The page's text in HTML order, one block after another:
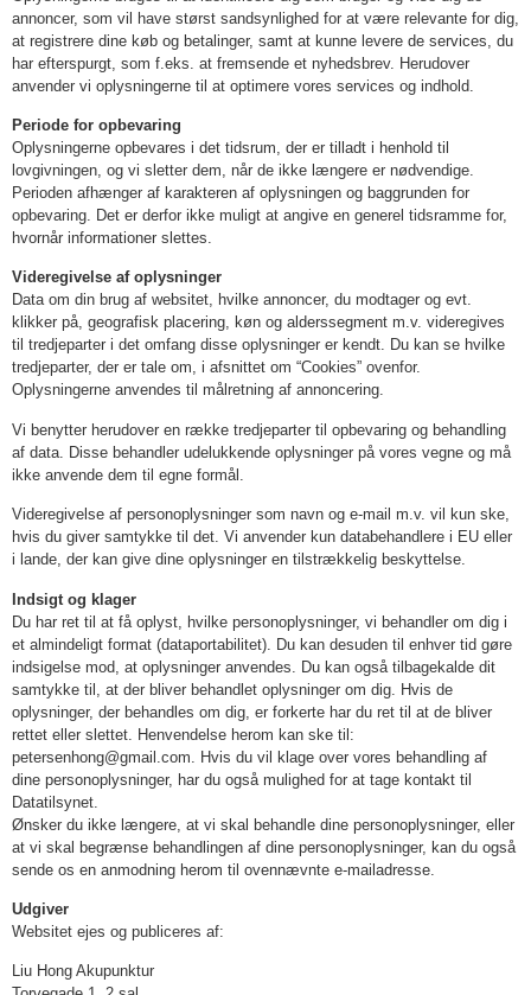
annoncer, som vil have størst sandsynlighed for at være relevante for dig,
at registrere dine køb og betalinger, samt at kunne levere de services, du
har efterspurgt, som f.eks. at fremsende et nyhedsbrev. Herudover
anvender vi oplysningerne til at optimere vores services og indhold.
Periode for opbevaring
Oplysningerne opbevares i det tidsrum, der er tilladt i henhold til
lovgivningen, og vi sletter dem, når de ikke længere er nødvendige.
Perioden afhænger af karakteren af oplysningen og baggrunden for
opbevaring. Det er derfor ikke muligt at angive en generel tidsramme for,
hvornår informationer slettes.
Videregivelse af oplysninger
Data om din brug af websitet, hvilke annoncer, du modtager og evt.
klikker på, geografisk placering, køn og alderssegment m.v. videregives
til tredjeparter i det omfang disse oplysninger er kendt. Du kan se hvilke
tredjeparter, der er tale om, i afsnittet om “Cookies” ovenfor.
Oplysningerne anvendes til målretning af annoncering.
Vi benytter herudover en række tredjeparter til opbevaring og behandling
af data. Disse behandler udelukkende oplysninger på vores vegne og må
ikke anvende dem til egne formål.
Videregivelse af personoplysninger som navn og e-mail m.v. vil kun ske,
hvis du giver samtykke til det. Vi anvender kun databehandlere i EU eller
i lande, der kan give dine oplysninger en tilstrækkelig beskyttelse.
Indsigt og klager
Du har ret til at få oplyst, hvilke personoplysninger, vi behandler om dig i
et almindeligt format (dataportabilitet). Du kan desuden til enhver tid gøre
indsigelse mod, at oplysninger anvendes. Du kan også tilbagekalde dit
samtykke til, at der bliver behandlet oplysninger om dig. Hvis de
oplysninger, der behandles om dig, er forkerte har du ret til at de bliver
rettet eller slettet. Henvendelse herom kan ske til:
petersenhong@gmail.com. Hvis du vil klage over vores behandling af
dine personoplysninger, har du også mulighed for at tage kontakt til
Datatilsynet.
Ønsker du ikke længere, at vi skal behandle dine personoplysninger, eller
at vi skal begrænse behandlingen af dine personoplysninger, kan du også
sende os en anmodning herom til ovennævnte e-mailadresse.
Udgiver
Websitet ejes og publiceres af:
Liu Hong Akupunktur